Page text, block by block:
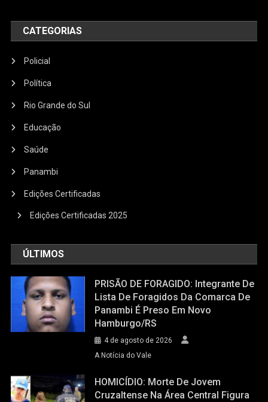
CATEGORIAS
Policial
Política
Rio Grande do Sul
Educação
Saúde
Panambi
Edições Certificadas
Edições Certificadas 2025
ÚLTIMOS
PRISÃO DE FORAGIDO: Integrante De
Lista De Foragidos Da Comarca De
Panambi É Preso Em Novo
Hamburgo/RS
4 de agosto de 2026
A Notícia do Vale
HOMICÍDIO: Morte De Jovem
Cruzaltense Na Área Central Figura